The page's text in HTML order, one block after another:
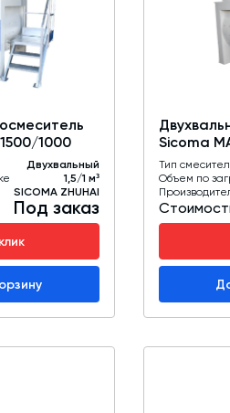
Автоматизированные
(АСУ ТП) любой
Экспертиза
Технический аудит
производств
Проектирование
линий,промышленных
1000
Двухвальный
1,5/1 м³
SICOMA ZHUHAI
Под заказ
Sicoma
Тип
Объем по